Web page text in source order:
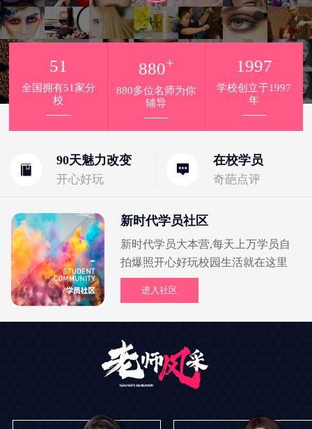
90天魅力改变
开心好玩
在校学员
奇葩点评
51
全国拥有51家分
校
880+
880多位名师为你
辅导
1997
学校创立于1997
年
新时代学员社区
新时代学员大本营,每天上万学员自
拍爆照开心好玩校园生活就在这里
进入社区